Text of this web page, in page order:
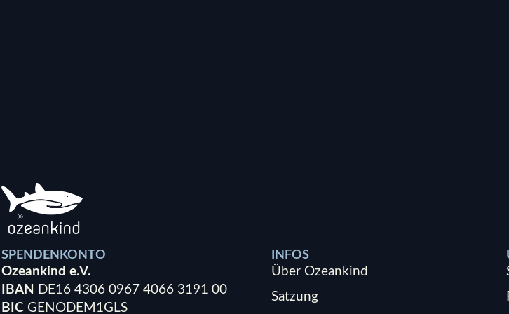
SPENDENKONTO
Ozeankind e.V.
IBAN
DE16 4306 0967 4066 3191 00
BIC GENODEM1GLS
INFOS
Über Ozeankind
Satzung